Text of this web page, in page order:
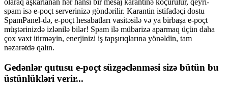
olaraq aşkarlanan hər hansı bir mesaj karantinə köçürülür, qeyri-
spam isə e-poçt serverinizə göndərilir. Karantin istifadəçi dostu
SpamPanel-də, e-poçt hesabatları vasitəsilə və ya birbaşa e-poçt
müştərinizdə izlənilə bilər! Spam ilə mübarizə aparmaq üçün daha
çox vaxt itirməyin, enerjinizi iş tapşırıqlarına yönəldin, tam
nəzarətdə qalın.
Gedənlər qutusu e-poçt süzgəclənməsi sizə bütün bu
üstünlükləri verir...